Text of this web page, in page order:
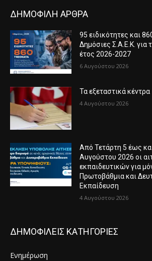
ΔΗΜΟΦΙΛΗ ΑΡΘΡΑ
95 ειδικότητες και
Δημόσιες Σ.Α.Ε.Κ. για
έτος 2026-2027
6 Αυγούστου 2026
Τα εξεταστικά κέντρα
4 Αυγούστου 2026
Από Τετάρτη 5 έως
Αυγούστου 2026 οι
εκπαιδευτικών για
Πρωτοβάθμια και
Εκπαίδευση
4 Αυγούστου 2026
ΔΗΜΟΦΙΛΕΙΣ ΚΑΤΗΓΟΡΙΕΣ
Ενημέρωση